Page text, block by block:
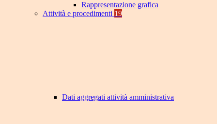
Rappresentazione grafica
Attività e procedimenti 19
Dati aggregati attività amministrativa